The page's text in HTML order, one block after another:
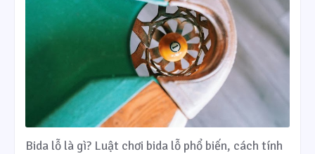
Bida lỗ là gì? Luật chơi bida lỗ phổ biến, cách tính